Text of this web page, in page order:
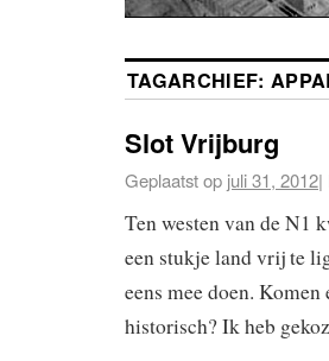
TAGARCHIEF:
Slot Vrijburg
Geplaatst op juli 31, 2012|
Ten westen van de N1
een stukje land vrij te
eens mee doen.
historisch? Ik heb